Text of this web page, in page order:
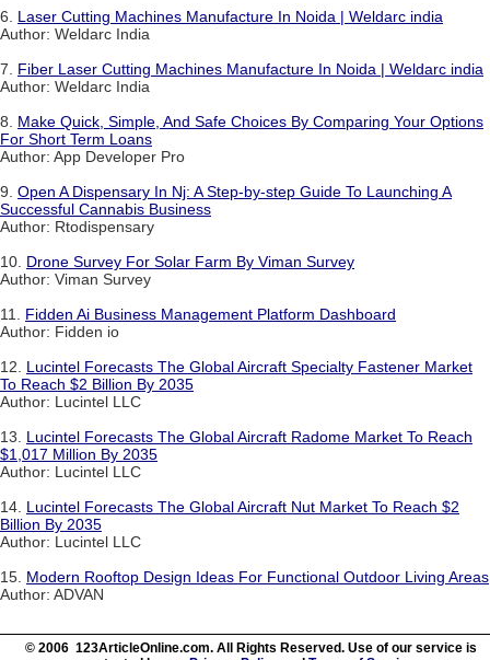
6. Laser Cutting Machines Manufacture In Noida | Weldarc india
Author: Weldarc India
7. Fiber Laser Cutting Machines Manufacture In Noida | Weldarc india
Author: Weldarc India
8. Make Quick, Simple, And Safe Choices By Comparing Your Options
For Short Term Loans
Author: App Developer Pro
9. Open A Dispensary In Nj: A Step-by-step Guide To Launching A
Successful Cannabis Business
Author: Rtodispensary
10. Drone Survey For Solar Farm By Viman Survey
Author: Viman Survey
11. Fidden Ai Business Management Platform Dashboard
Author: Fidden io
12. Lucintel Forecasts The Global Aircraft Specialty Fastener Market
To Reach $2 Billion By 2035
Author: Lucintel LLC
13. Lucintel Forecasts The Global Aircraft Radome Market To Reach
$1,017 Million By 2035
Author: Lucintel LLC
14. Lucintel Forecasts The Global Aircraft Nut Market To Reach $2
Billion By 2035
Author: Lucintel LLC
15. Modern Rooftop Design Ideas For Functional Outdoor Living Areas
Author: ADVAN
© 2006 123ArticleOnline.com. All Rights Reserved. Use of our service is